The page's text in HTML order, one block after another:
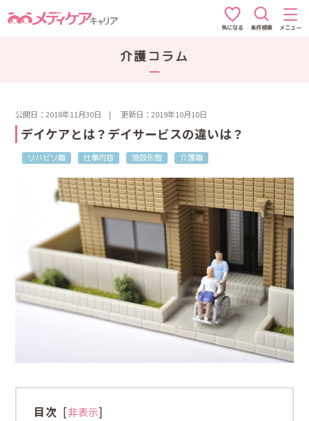
気になる 条件検索 メニュー
介護コラム
公開日：2018年11月30日 |更新日：2019年10月10日
デイケアとは？デイサービスの違いは？
リハビリ職 仕事内容 施設形態 介護職
目次 [非表示]